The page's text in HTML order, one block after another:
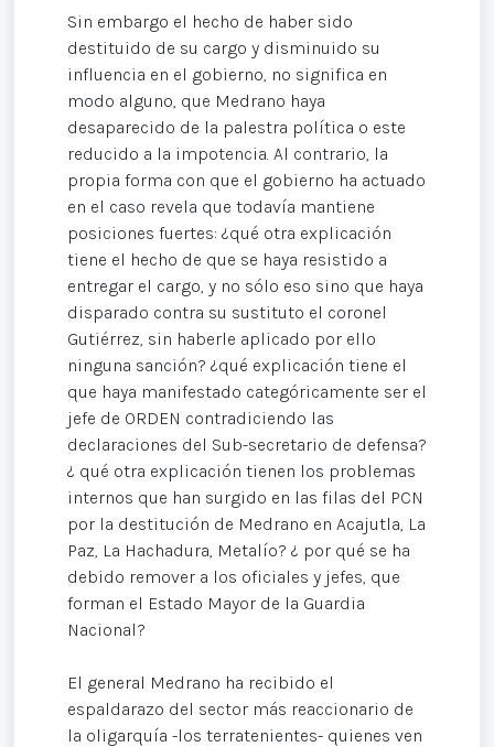
Sin embargo el hecho de haber sido
destituido de su cargo y disminuido su
influencia en el gobierno, no significa en
modo alguno, que Medrano haya
desaparecido de la palestra política o este
reducido a la impotencia. Al contrario, la
propia forma con que el gobierno ha actuado
en el caso revela que todavía mantiene
posiciones fuertes: ¿qué otra explicación
tiene el hecho de que se haya resistido a
entregar el cargo, y no sólo eso sino que haya
disparado contra su sustituto el coronel
Gutiérrez, sin haberle aplicado por ello
ninguna sanción? ¿qué explicación tiene el
que haya manifestado categóricamente ser el
jefe de ORDEN contradiciendo las
declaraciones del Sub-secretario de defensa?
¿ qué otra explicación tienen los problemas
internos que han surgido en las filas del PCN
por la destitución de Medrano en Acajutla, La
Paz, La Hachadura, Metalío? ¿ por qué se ha
debido remover a los oficiales y jefes, que
forman el Estado Mayor de la Guardia
Nacional?
El general Medrano ha recibido el
espaldarazo del sector más reaccionario de
la oligarquía -los terratenientes- quienes ven